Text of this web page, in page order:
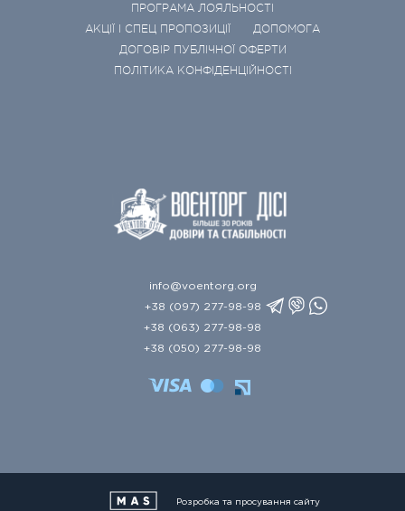
ПРОГРАМА ЛОЯЛЬНОСТІ
АКЦІЇ І СПЕЦ ПРОПОЗИЦІЇ
ДОПОМОГА
ДОГОВІР ПУБЛІЧНОЇ ОФЕРТИ
ПОЛІТИКА КОНФІДЕНЦІЙНОСТІ
info@voentorg.org
+38 (097) 277-98-98
+38 (063) 277-98-98
+38 (050) 277-98-98
Розробка та просування сайту